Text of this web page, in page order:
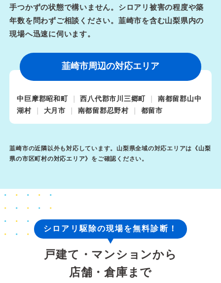
手つかずの状態で構いません。シロアリ被害の程度や築
年数を問わずご相談ください。韮崎市を含む山梨県内の
現場へ迅速に伺います。
韮崎市周辺の対応エリア
中巨摩郡昭和町 西八代郡市川三郷町
南都留郡山中
湖村
大月市 南都留郡忍野村 都留市
韮崎市の近隣以外も対応しています。山梨県全域の対応エリアは《山梨
県の市区町村の対応エリア》をご確認ください。
シロアリ駆除の現場を無料診断！
戸建て・マンションから
店舗・倉庫まで